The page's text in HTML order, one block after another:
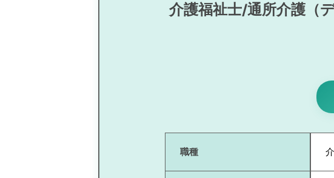
介護福祉士/通所介護（
職種